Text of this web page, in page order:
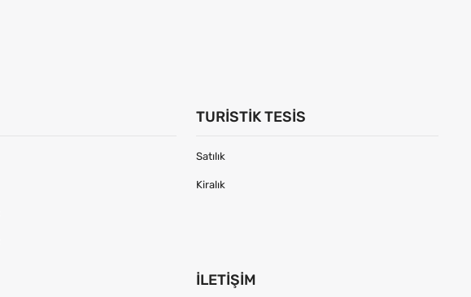
TURISTIK TESIS
Satılık
Kiralık
İLETIŞIM